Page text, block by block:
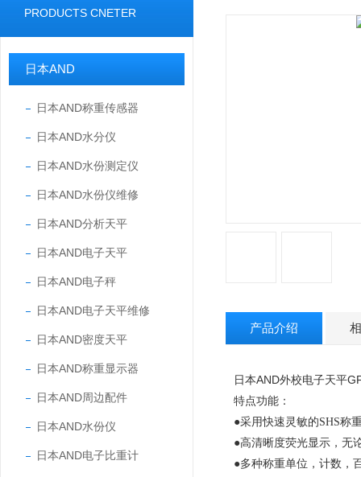
PRODUCTS CNETER
日本AND
日本AND称重传感器
日本AND水分仪
日本AND水份测定仪
日本AND水份仪维修
日本AND分析天平
日本AND电子天平
日本AND电子秤
日本AND电子天平维修
日本AND密度天平
日本AND称重显示器
日本AND周边配件
日本AND水份仪
日本AND电子比重计
产品介绍
日本AND外校电子天平
特点功能：
●采用快速灵敏的SHS称
●高清晰度荧光显示，无
●多种称重单位，计数，